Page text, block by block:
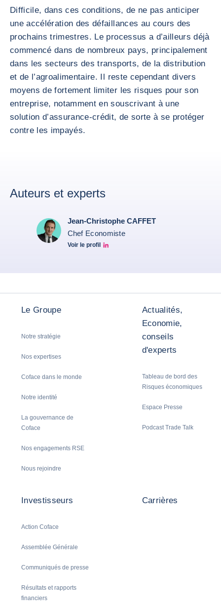
Difficile, dans ces conditions, de ne pas anticiper
une accélération des défaillances au cours des
prochains trimestres. Le processus a d’ailleurs déjà
commencé dans de nombreux pays, principalement
dans les secteurs des transports, de la distribution
et de l’agroalimentaire. Il reste cependant divers
moyens de fortement limiter les risques pour son
entreprise, notamment en souscrivant à une
solution d’assurance-crédit, de sorte à se protéger
contre les impayés.
Auteurs et experts
Jean-Christophe CAFFET
Chef Economiste
Voir le profil
JCC Linkedin
Le Groupe
Notre stratégie
Nos expertises
Coface dans le monde
Notre identité
La gouvernance de
Coface
Nos engagements RSE
Nous rejoindre
Actualités,
Economie,
conseils
d'experts
Tableau de bord des
Risques économiques
Espace Presse
Podcast Trade Talk
Investisseurs
Action Coface
Assemblée Générale
Communiqués de presse
Résultats et rapports
financiers
Carrières